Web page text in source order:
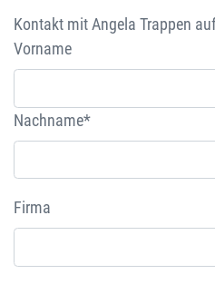
Kontakt mit Angela Trappen
Vorname
Nachname*
Firma